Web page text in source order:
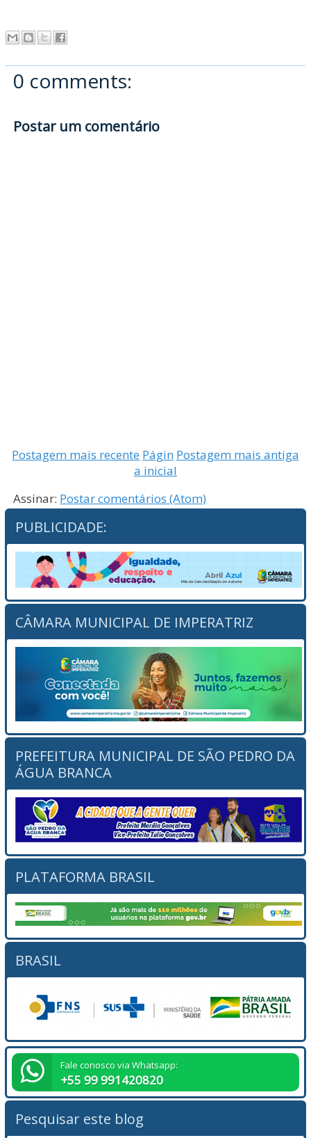
0 comments:
Postar um comentário
Postagem mais recente Postagem mais antiga
Págin
a inicial
Assinar: Postar comentários (Atom)
PUBLICIDADE:
CÂMARA MUNICIPAL DE IMPERATRIZ
PREFEITURA MUNICIPAL DE SÃO PEDRO DA
ÁGUA BRANCA
PLATAFORMA BRASIL
BRASIL
Fale conosco via Whatsapp:
+55 99 991420820
Pesquisar este blog